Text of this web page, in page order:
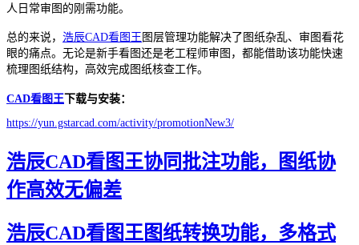
人日常审图的刚需功能。
总的来说， 浩辰CAD看图王 图层管理功能解决了图纸杂乱、审图看花
眼的痛点。无论是新手看图还是老工程师审图，都能借助该功能快速
梳理图纸结构，高效完成图纸核查工作。
CAD看图王下载与安装：
https://yun.gstarcad.com/activity/promotionNew3/
浩辰CAD看图王协同批注功能，图纸协
作高效无偏差
浩辰CAD看图王图纸转换功能，多格式